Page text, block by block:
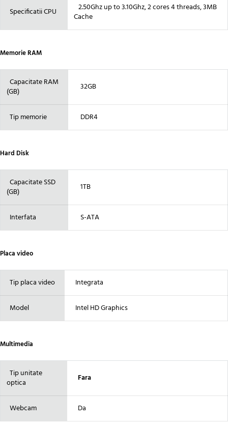
Specificatii CPU
2.50Ghz up to 3.10Ghz, 2 cores 4 threads, 3MB
Cache
Memorie RAM
Capacitate RAM
(GB)
32GB
Tip memorie DDR4
Hard Disk
Capacitate SSD
(GB)
1TB
Interfata S-ATA
Placa video
Tip placa video Integrata
Model Intel HD Graphics
Multimedia
Tip unitate
optica
Fara
Webcam Da